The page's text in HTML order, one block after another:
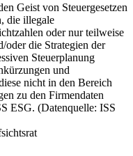
Geist von Steuergesetzen
die illegale
oder nur teilweise
oder die Strategien der
Steuerplanung
und
nicht in den Bereich
zu den Firmendaten
ESG. (Datenquelle: ISS